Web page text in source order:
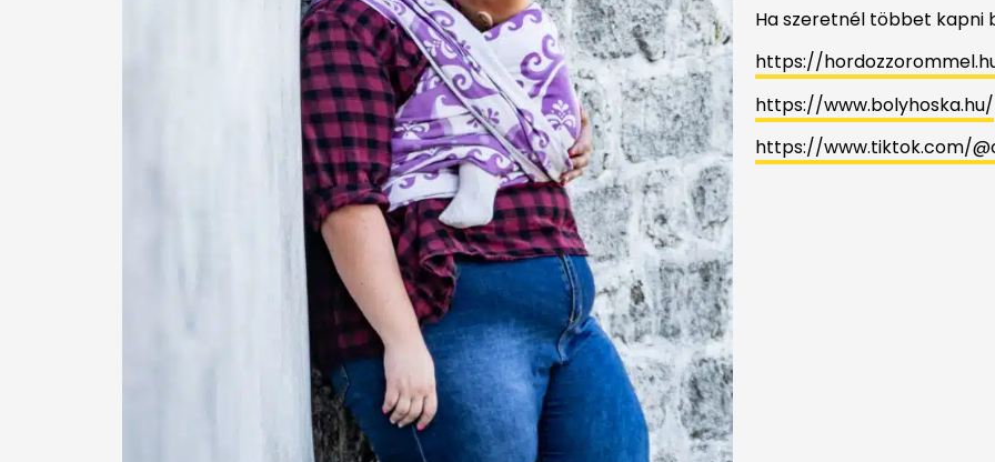
Ha szeretnél többet kapni
https://
https://www.bolyhoska.hu/
https://www.tiktok.com/